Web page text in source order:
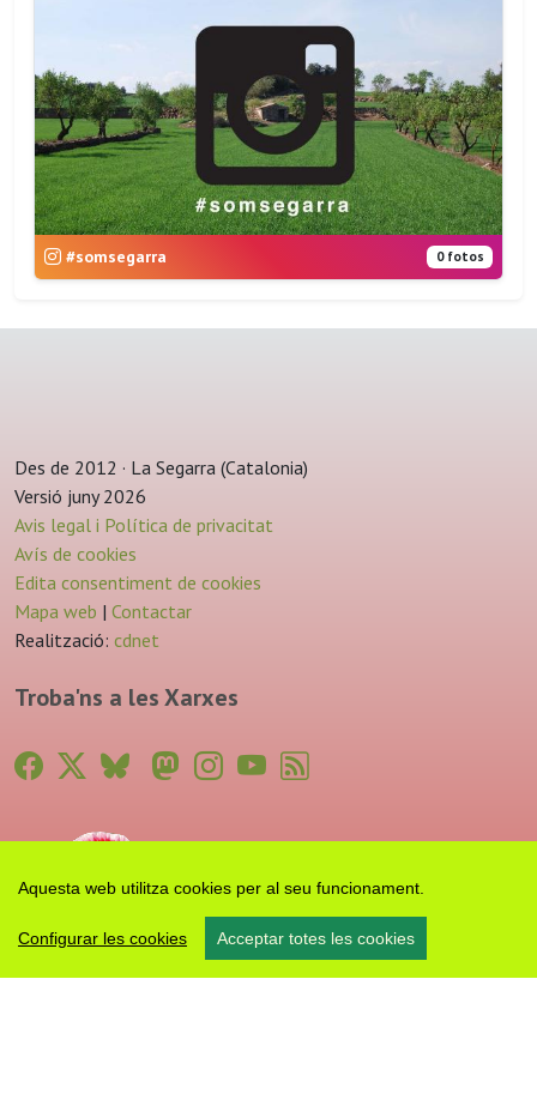
Aquesta web utilitza cookies per al seu funcionament.
Configurar les cookies Acceptar totes les cookies
#somsegarra 0 fotos
Des de 2012 · La Segarra (Catalonia)
Versió juny 2026
Avis legal i Política de privacitat
Avís de cookies
Edita consentiment de cookies
Mapa web | Contactar
Realització: cdnet
Troba'ns a les Xarxes